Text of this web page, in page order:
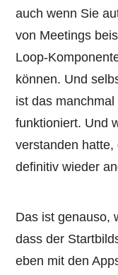
auch wenn Sie
von Meetings
Loop-
können. Und
ist das
funktioniert. Und
verstanden
definitiv wieder
Das ist genauso,
dass der
eben mit den